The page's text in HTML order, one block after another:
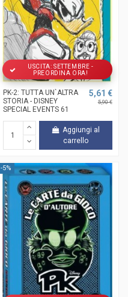
USCITA: SETTEMBRE -
PREORDINA ORA!
PK-2: TUTTA UN`ALTRA
STORIA - DISNEY
SPECIAL EVENTS 61
5,61 €
5,90 €
Aggiungi al
carrello
-5%